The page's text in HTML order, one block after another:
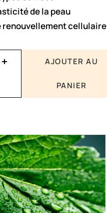
de la peau
renouvellement cellulaire
quantité
AJOUTER AU
PANIER